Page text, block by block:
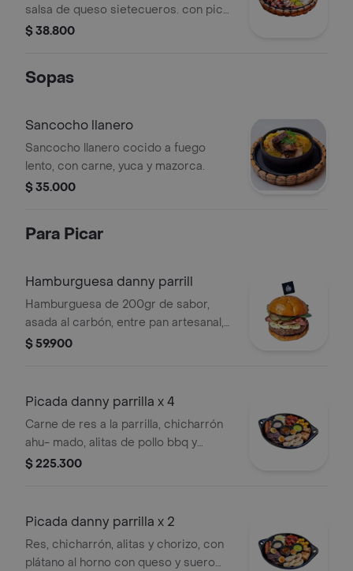
salsa de queso sietecueros. con pico
de gallo, suero costeño y guacamole.
$ 38.800
Sopas
Sancocho llanero
Sancocho llanero cocido a fuego
lento, con carne, yuca y mazorca.
$ 35.000
Para Picar
Hamburguesa danny parrill
Hamburguesa de 200gr de sabor,
asada al carbón, entre pan artesanal,
con tocineta ahumada, queso
$ 59.900
Picada danny parrilla x 4
Carne de res a la parrilla, chicharrón
ahu- mado, alitas de pollo bbq y
chorizo. con el sabor auténtico de
queso y suero costeño, arepa paisa,
papa criolla, guacamole y chimichurri
de hierbas.
$ 225.300
Picada danny parrilla x 2
Res, chicharrón, alitas y chorizo, con
plátano al horno con queso y suero